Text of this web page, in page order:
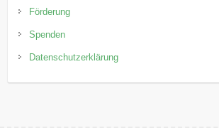
Förderung
Spenden
Datenschutzerklärung